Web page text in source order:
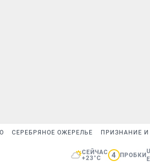
СЕРЕБРЯНОЕ ОЖЕРЕЛЬЕ ПРИЗНАНИЕ
СЕЙЧАС
+23°C
4 ПРОБКИ